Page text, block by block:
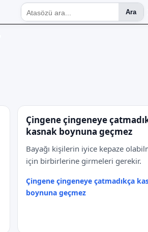
Ara
Çingene çingeneye
kasnak boynuna geçmez
Bayağı kişilerin iyice kepaze
için birbirlerine girmeleri gerekir.
Çingene çingeneye çatmadıkça
boynuna geçmez